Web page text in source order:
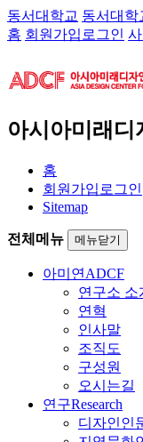
동서대학교 동서대학
홈 회원가입 로그인
아시아미래디
홈
회원가입 로그인
Sitemap
전체메뉴 메뉴닫기
아미연 ADCF
연구소 소
연혁
인사말
조직도
구성원
오시는길
연구Research
디자인인